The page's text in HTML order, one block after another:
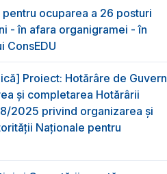
ocuparea a 26 posturi
- în afara organigramei - în
ConsEDU
Proiect: Hotărâre de Guvern
și completarea Hotărârii
2025 privind organizarea şi
Naţionale pentru